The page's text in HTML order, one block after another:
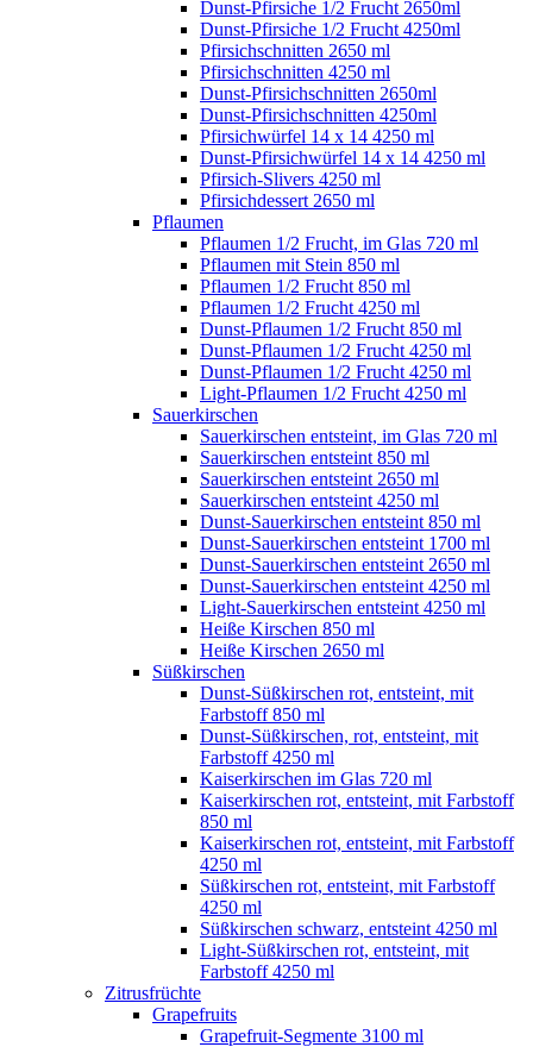
Dunst-Pfirsiche 1/2 Frucht 2650ml
Dunst-Pfirsiche 1/2 Frucht 4250ml
Pfirsichschnitten 2650 ml
Pfirsichschnitten 4250 ml
Dunst-Pfirsichschnitten 2650ml
Dunst-Pfirsichschnitten 4250ml
Pfirsichwürfel 14 x 14 4250 ml
Dunst-Pfirsichwürfel 14 x 14 4250 ml
Pfirsich-Slivers 4250 ml
Pfirsichdessert 2650 ml
Pflaumen
Pflaumen 1/2 Frucht, im Glas 720 ml
Pflaumen mit Stein 850 ml
Pflaumen 1/2 Frucht 850 ml
Pflaumen 1/2 Frucht 4250 ml
Dunst-Pflaumen 1/2 Frucht 850 ml
Dunst-Pflaumen 1/2 Frucht 4250 ml
Dunst-Pflaumen 1/2 Frucht 4250 ml
Light-Pflaumen 1/2 Frucht 4250 ml
Sauerkirschen
Sauerkirschen entsteint, im Glas 720 ml
Sauerkirschen entsteint 850 ml
Sauerkirschen entsteint 2650 ml
Sauerkirschen entsteint 4250 ml
Dunst-Sauerkirschen entsteint 850 ml
Dunst-Sauerkirschen entsteint 1700 ml
Dunst-Sauerkirschen entsteint 2650 ml
Dunst-Sauerkirschen entsteint 4250 ml
Light-Sauerkirschen entsteint 4250 ml
Heiße Kirschen 850 ml
Heiße Kirschen 2650 ml
Süßkirschen
Dunst-Süßkirschen rot, entsteint, mit
Farbstoff 850 ml
Dunst-Süßkirschen, rot, entsteint, mit
Farbstoff 4250 ml
Kaiserkirschen im Glas 720 ml
Kaiserkirschen rot, entsteint, mit Farbstoff
850 ml
Kaiserkirschen rot, entsteint, mit Farbstoff
4250 ml
Süßkirschen rot, entsteint, mit Farbstoff
4250 ml
Süßkirschen schwarz, entsteint 4250 ml
Light-Süßkirschen rot, entsteint, mit
Farbstoff 4250 ml
Zitrusfrüchte
Grapefruits
Grapefruit-Segmente 3100 ml